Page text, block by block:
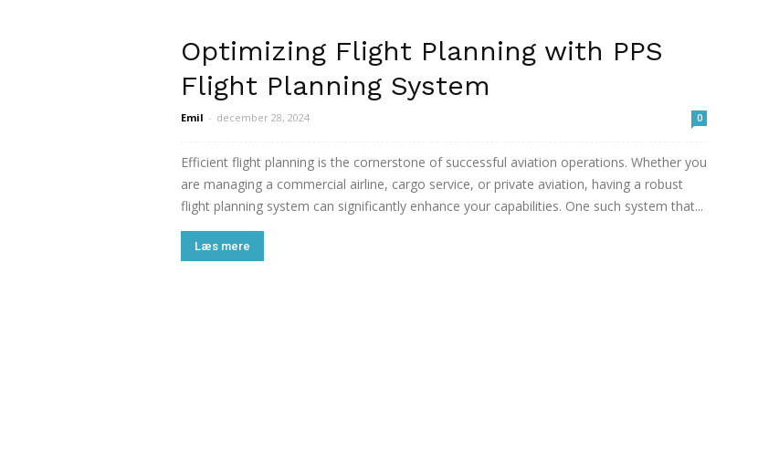
Optimizing Flight Planning with PPS
Flight Planning System
Emil - december 28, 2024 0
Efficient flight planning is the cornerstone of successful aviation operations. Whether you
are managing a commercial airline, cargo service, or private aviation, having a robust
flight planning system can significantly enhance your capabilities. One such system that...
Læs mere